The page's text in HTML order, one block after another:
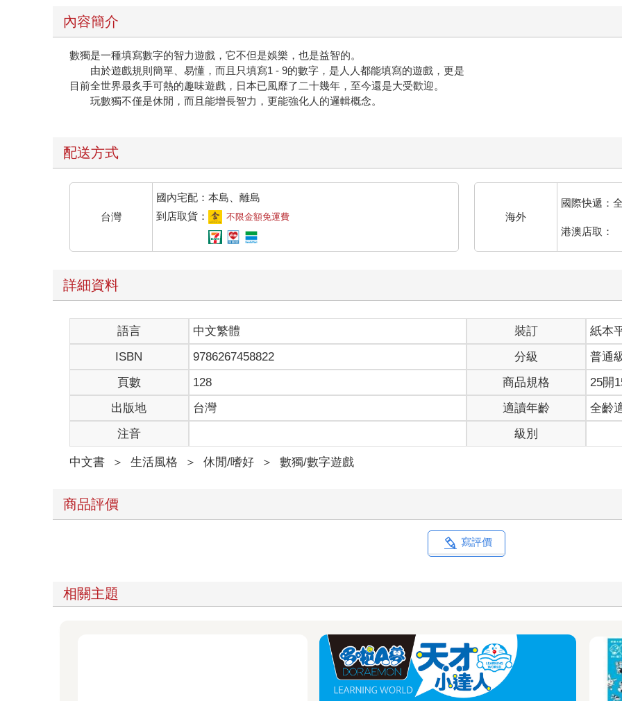
內容簡介
數獨是一種填寫數字的智力遊戲，它不但是娛樂，也是益智的。
由於遊戲規則簡單、易懂，而且只填寫1 - 9的數字，是人人都能填寫的遊戲，更是
目前全世界最炙手可熱的趣味遊戲，日本已風靡了二十幾年，至今還是大受歡迎。
玩數獨不僅是休閒，而且能增長智力，更能強化人的邏輯概念。
配送方式
台灣
國內宅配：本島、離島
到店取貨：
不限金額免運費 海外
國際快遞：
港澳店取：
詳細資料
語言 中文繁體 裝訂
紙本
ISBN
9786267458822 分級
普通
頁數
128 商品規格
25開
出版地
台灣 適讀年齡
全齡
注音
級別
中文書 ＞ 生活風格 ＞ 休閒/嗜好 ＞ 數獨/數字遊戲
商品評價
寫評價
相關主題